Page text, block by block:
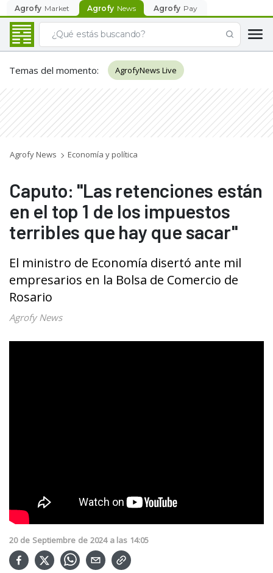
Agrofy Market Agrofy News Agrofy Pay
Temas del momento: AgrofyNews Live
Agrofy News Economía y política
Caputo: "Las retenciones están
en el top 1 de los impuestos
terribles que hay que sacar"
El ministro de Economía disertó ante mil
empresarios en la Bolsa de Comercio de
Rosario
Agrofy News
20 de Septiembre de 2024 a las 14:05